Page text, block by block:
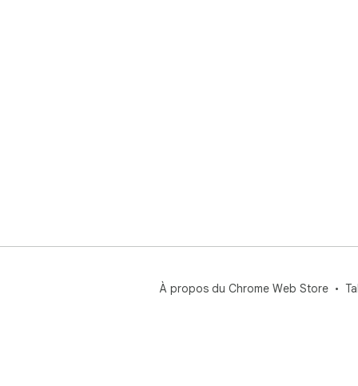
À propos du Chrome Web Store